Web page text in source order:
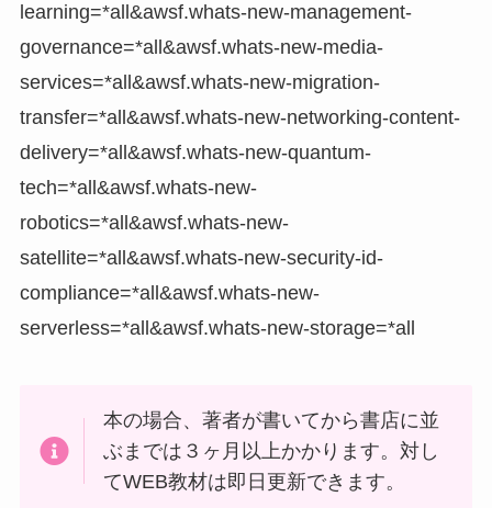
learning=*all&awsf.whats-new-management-
governance=*all&awsf.whats-new-media-
services=*all&awsf.whats-new-migration-
transfer=*all&awsf.whats-new-networking-content-
delivery=*all&awsf.whats-new-quantum-
tech=*all&awsf.whats-new-
robotics=*all&awsf.whats-new-
satellite=*all&awsf.whats-new-security-id-
compliance=*all&awsf.whats-new-
serverless=*all&awsf.whats-new-storage=*all
本の場合、著者が書いてから書店に並
ぶまでは３ヶ月以上かかります。対し
てWEB教材は即日更新できます。